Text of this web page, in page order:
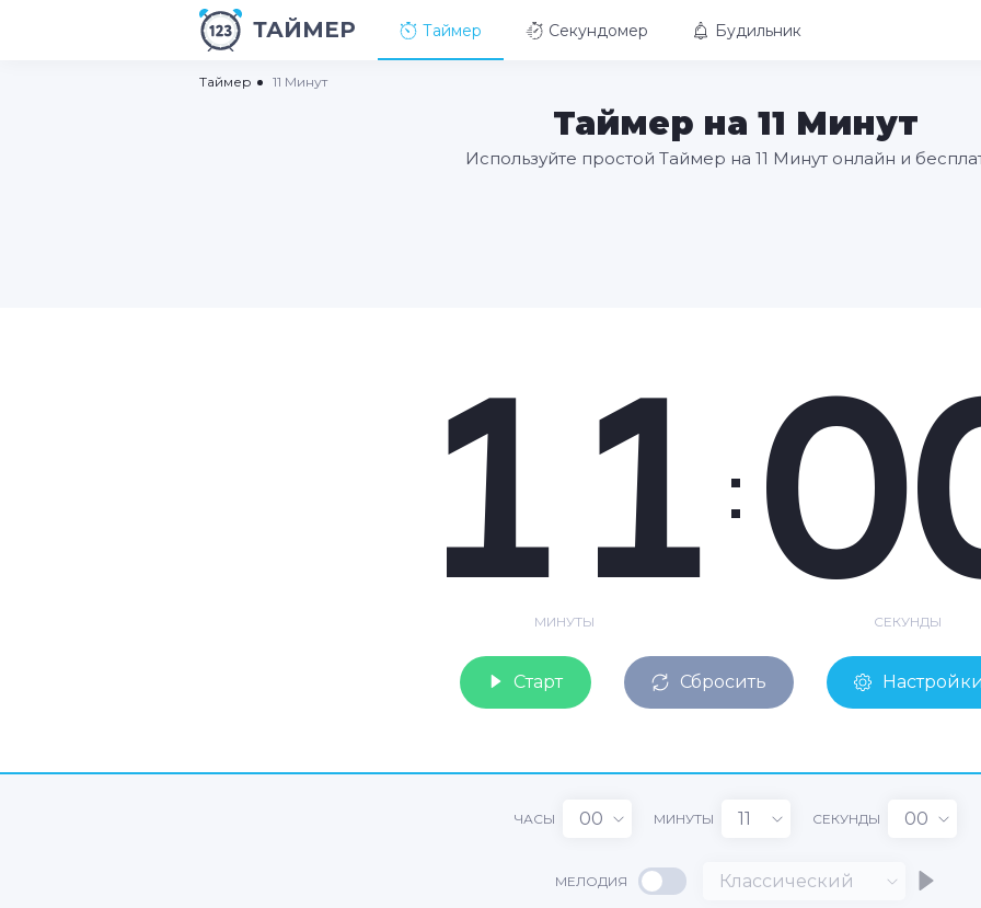
ТАЙМЕР Таймер Секундомер Будильник
Таймер 11 Минут
Таймер на 11 Минут
Используйте простой Таймер на 11 Минут онлайн и
11
МИНУТЫ
:
СЕКУНДЫ
Старт Сбросить
ЧАСЫ 00 МИНУТЫ 11 СЕКУНДЫ 00
МЕЛОДИЯ Классический